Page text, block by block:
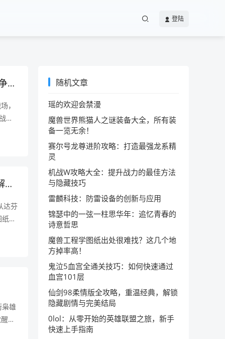
登陆
十五年后再看战争机器3，这部TPS巅峰之作还能否颠覆你的肾上腺素？战争机器315周年，这部暴力美学封神的TPS神作，如今仍能引爆你的肾上腺素吗？
，
争
机械路霸图纸，现代工业文明中的暴力美学与技术密码，机械路霸图纸，解码现代工业的暴力美学与技术暗语
达芬
不
雄
，
随机文章
瑶的欢迎会禁漫
魔兽世界熊猫人之谜装备大全，所有装
备一览无余！
赛尔号龙尊进阶攻略：打造最强龙系精
灵
机战W攻略大全：提升战力的最佳方法
与隐藏技巧
雷麟科技：防雷设备的创新与应用
锦瑟中的一弦一柱思华年：追忆青春的
诗意哲思
魔兽工程学图纸出处很难找？这几个地
方掉率高！
鬼泣5血宫全通关技巧：如何快速通过
血宫101层
仙剑98柔情版全攻略，重温经典，解锁
隐藏剧情与完美结局
0lol：从零开始的英雄联盟之旅，新手
快速上手指南